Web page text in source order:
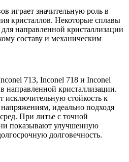
играет значительную роль в
кристаллов. Некоторые сплавы
направленной кристаллизации
составу и механическим
713, Inconel 718 и Inconel
направленной кристаллизации.
стойкость к
идеально подходя
При литье с точной
показывают улучшенную
долговечность.